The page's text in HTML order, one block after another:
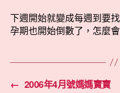
下週開始就變成每週到要
孕期也開始倒數了，怎麼
← 2006年4月號媽媽寶寶